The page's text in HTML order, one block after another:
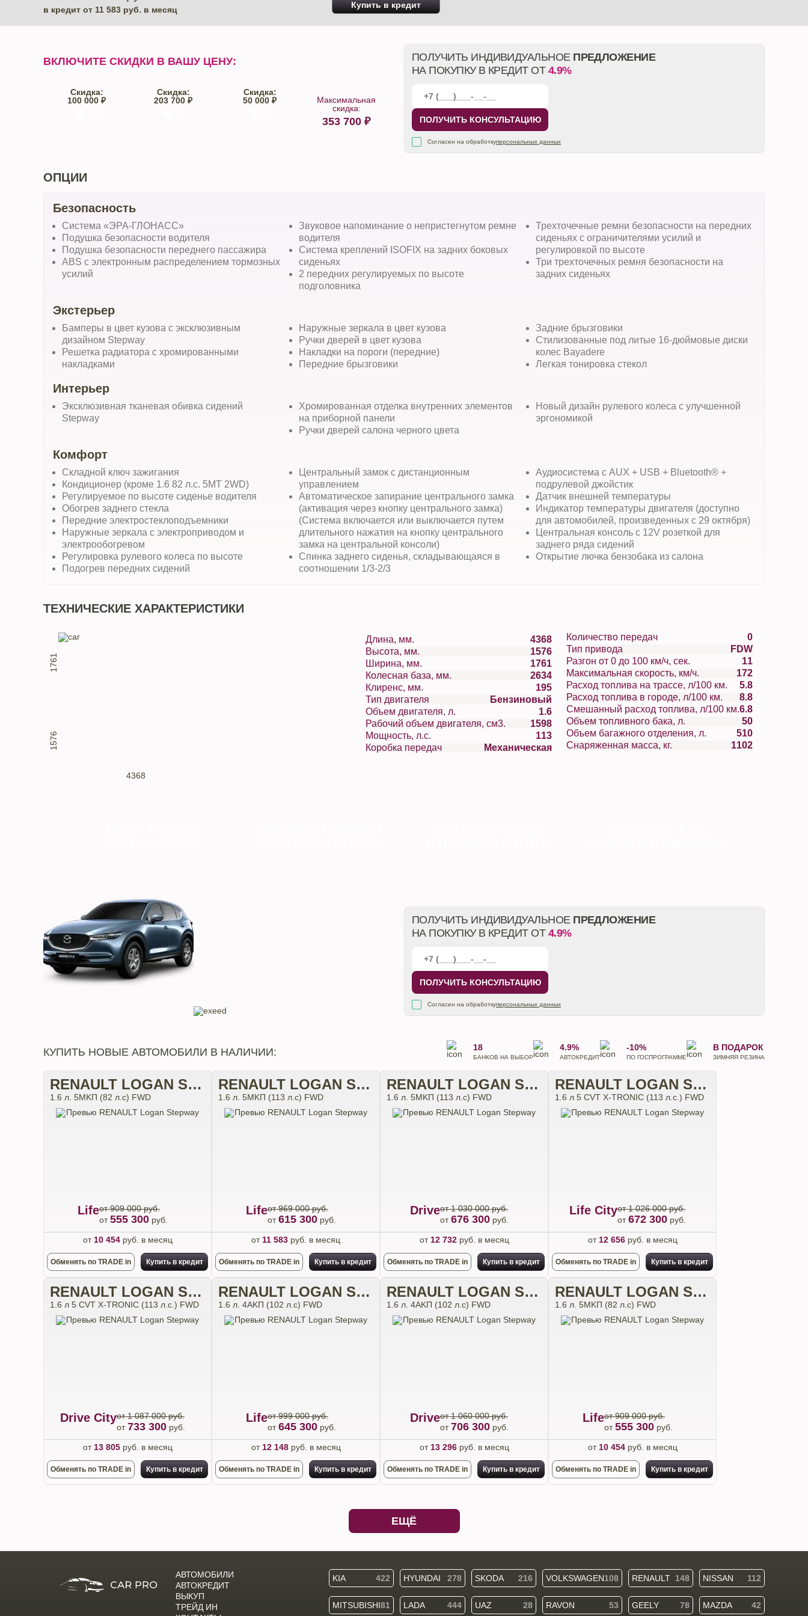
в кредит от 11 583 руб. в месяц Купить в кредит
ВКЛЮЧИТЕ СКИДКИ В ВАШУ ЦЕНУ:
Скидка:
100 000 ₽
Скидка:
203 700 ₽
Скидка:
50 000 ₽
Максимальная
скидка:
353 700 ₽
ПОЛУЧИТЬ ИНДИВИДУАЛЬНОЕ ПРЕДЛОЖЕНИЕ
НА ПОКУПКУ В КРЕДИТ ОТ 4.9%
ПОЛУЧИТЬ КОНСУЛЬТАЦИЮ
Согласен на обработкуперсональных данных
ОПЦИИ
Безопасность
Система «ЭРА-ГЛОНАСС»
Подушка безопасности водителя
Подушка безопасности переднего пассажира
ABS с электронным распределением тормозных
усилий
Звуковое напоминание о непристегнутом ремне
водителя
Система креплений ISOFIX на задних боковых
сиденьях
2 передних регулируемых по высоте
подголовника
Трехточечные ремни безопасности на передних
сиденьях с ограничителями усилий и
регулировкой по высоте
Три трехточечных ремня безопасности на
задних сиденьях
Экстерьер
Бамперы в цвет кузова с эксклюзивным
дизайном Stepway
Решетка радиатора c хромированными
накладками
Наружные зеркала в цвет кузова
Ручки дверей в цвет кузова
Накладки на пороги (передние)
Передние брызговики
Задние брызговики
Стилизованные под литые 16-дюймовые диски
колес Bayadere
Легкая тонировка стекол
Интерьер
Эксклюзивная тканевая обивка сидений
Stepway
Хромированная отделка внутренних элементов
на приборной панели
Ручки дверей салона черного цвета
Новый дизайн рулевого колеса с улучшенной
эргономикой
Комфорт
Складной ключ зажигания
Кондиционер (кроме 1.6 82 л.с. 5MT 2WD)
Регулируемое по высоте сиденье водителя
Обогрев заднего стекла
Передние электростеклоподъемники
Наружные зеркала с электроприводом и
электрообогревом
Регулировка рулевого колеса по высоте
Подогрев передних сидений
Центральный замок с дистанционным
управлением
Автоматическое запирание центрального замка
(активация через кнопку центрального замка)
(Система включается или выключается путем
длительного нажатия на кнопку центрального
замка на центральной консоли)
Спинка заднего сиденья, складывающаяся в
соотношении 1/3-2/3
Аудиосистема с AUX + USB + Bluetooth® +
подрулевой джойстик
Датчик внешней температуры
Индикатор температуры двигателя (доступно
для автомобилей, произведенных с 29 октября)
Центральная консоль с 12V розеткой для
заднего ряда сидений
Открытие лючка бензобака из салона
ТЕХНИЧЕСКИЕ ХАРАКТЕРИСТИКИ
4368
1576
1761
Длина, мм.
4368
Высота, мм.
1576
Ширина, мм.
1761
Колесная база, мм.
2634
Клиренс, мм.
195
Тип двигателя
Бензиновый
Объем двигателя, л.
1.6
Рабочий объем двигателя, см3.
1598
Мощность, л.с.
113
Коробка передач
Механическая
Количество передач
0
Тип привода
FDW
Разгон от 0 до 100 км/ч, сек.
11
Максимальная скорость, км/ч.
172
Расход топлива на трассе, л/100 км.
5.8
Расход топлива в городе, л/100 км.
8.8
Смешанный расход топлива, л/100 км.6.8
Объем топливного бака, л.
50
Объем багажного отделения, л.
510
Снаряженная масса, кг.
1102
ПОЛУЧИТЬ ИНДИВИДУАЛЬНОЕ ПРЕДЛОЖЕНИЕ
НА ПОКУПКУ В КРЕДИТ ОТ 4.9%
ПОЛУЧИТЬ КОНСУЛЬТАЦИЮ
Согласен на обработкуперсональных данных
КУПИТЬ НОВЫЕ АВТОМОБИЛИ В НАЛИЧИИ: 18
БАНКОВ НА ВЫБОР
4.9%
АВТОКРЕДИТ
-10%
ПО ГОСПРОГРАММЕ
В ПОДАРОК
ЗИМНЯЯ РЕЗИНА
RENAULT LOGAN STEPWAY
1.6 л. 5MKП (82 л.с) FWD
Lifeот 909 000 руб.
от555 300 руб.
от 10 454руб. в месяц
Обменять по TRADE in Купить в кредит
RENAULT LOGAN STEPWAY
1.6 л. 5MKП (113 л.с) FWD
Lifeот 969 000 руб.
от615 300 руб.
от 11 583 руб. в месяц
Обменять по TRADE in Купить в кредит
RENAULT LOGAN STEPWAY
1.6 л. 5MKП (113 л.с) FWD
Driveот 1 030 000 руб.
от676 300 руб.
от 12 732руб. в месяц
Обменять по TRADE in Купить в кредит
RENAULT LOGAN STEPWAY
1.6 л 5 CVT X-TRONIC (113 л.с.) FWD
Life Cityот 1 026 000 руб.
от672 300 руб.
от 12 656руб. в месяц
Обменять по TRADE in Купить в кредит
RENAULT LOGAN STEPWAY
1.6 л 5 CVT X-TRONIC (113 л.с.) FWD
Drive Cityот 1 087 000 руб.
от733 300 руб.
от 13 805руб. в месяц
Обменять по TRADE in Купить в кредит
RENAULT LOGAN STEPWAY
1.6 л. 4АKП (102 л.с) FWD
Lifeот 999 000 руб.
от645 300 руб.
от 12 148руб. в месяц
Обменять по TRADE in Купить в кредит
RENAULT LOGAN STEPWAY
1.6 л. 4АKП (102 л.с) FWD
Driveот 1 060 000 руб.
от706 300 руб.
от 13 296руб. в месяц
Обменять по TRADE in Купить в кредит
RENAULT LOGAN STEPWAY
1.6 л. 5MKП (82 л.с) FWD
Lifeот 909 000 руб.
от555 300 руб.
от 10 454руб. в месяц
Обменять по TRADE in Купить в кредит
ЕЩЁ
АВТОМОБИЛИ
АВТОКРЕДИТ
ВЫКУП
ТРЕЙД ИН
KIA 422 HYUNDAI 278 SKODA 216 VOLKSWAGEN108 RENAULT 148 NISSAN 112
MITSUBISHI81 LADA 444 UAZ 28 RAVON 53 GEELY 78 MAZDA 42